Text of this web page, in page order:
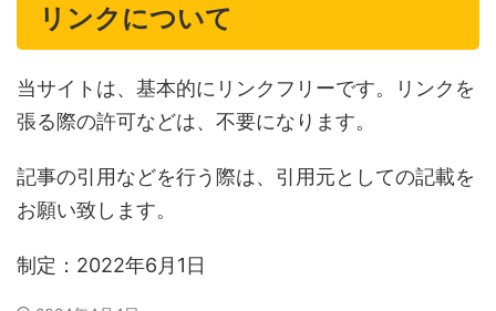
リンクについて
当サイトは、基本的にリンクフリーです。リンクを
張る際の許可などは、不要になります。
記事の引用などを行う際は、引用元としての記載を
お願い致します。
制定：2022年6月1日